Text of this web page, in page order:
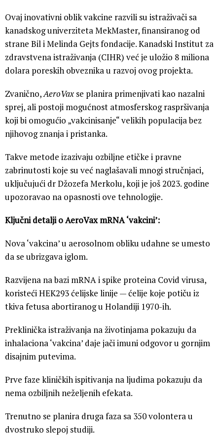
Ovaj inovativni oblik vakcine razvili su istraživači sa
kanadskog univerziteta MekMaster, finansiranog od
strane Bil i Melinda Gejts fondacije. Kanadski Institut za
zdravstvena istraživanja (CIHR) već je uložio 8 miliona
dolara poreskih obveznika u razvoj ovog projekta.
Zvanično,AeroVax se planira primenjivati kao nazalni
sprej, ali postoji mogućnost atmosferskog raspršivanja
koji bi omogućio „vakcinisanje“ velikih populacija bez
njihovog znanja i pristanka.
Takve metode izazivaju ozbiljne etičke i pravne
zabrinutosti koje su već naglašavali mnogi stručnjaci,
uključujući dr Džozefa Merkolu, koji je još 2023. godine
upozoravao na opasnosti ove tehnologije.
Ključni detalji o AeroVax mRNA ‘vakcini’:
Nova ‘vakcina’ u aerosolnom obliku udahne se umesto
da se ubrizgava iglom.
Razvijena na bazi mRNA i spike proteina Covid virusa,
koristeći HEK293 ćelijske linije — ćelije koje potiču iz
tkiva fetusa abortiranog u Holandiji 1970-ih.
Preklinička istraživanja na životinjama pokazuju da
inhalaciona ‘vakcina’ daje jači imuni odgovor u gornjim
disajnim putevima.
Prve faze kliničkih ispitivanja na ljudima pokazuju da
nema ozbiljnih neželjenih efekata.
Trenutno se planira druga faza sa 350 volontera u
dvostruko slepoj studiji.